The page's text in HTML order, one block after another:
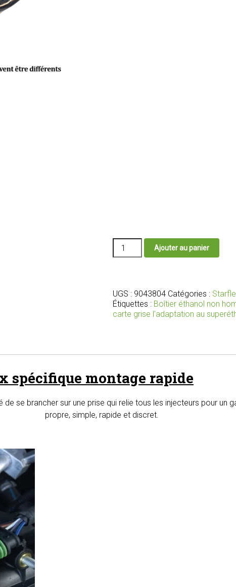
quantité
Starflex
avec
branchement
qui
tous
les
Ajouter au panier
UGS : 9043804 Catégories :
Étiquettes : Boîtier éthanol non
carte grise l'adaptation au
spécifique montage rapide
se brancher sur une prise qui relie tous les injecteurs pour un
propre, simple, rapide et discret.